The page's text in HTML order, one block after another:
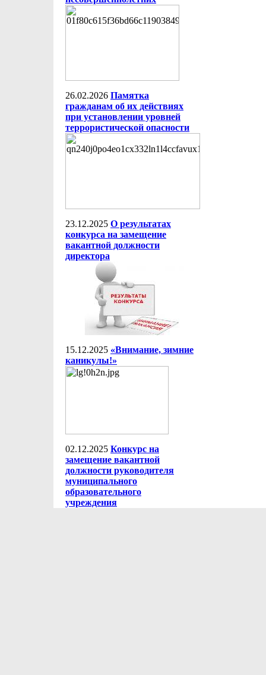
26.02.2026 Памятка
гражданам об их действиях
при установлении уровней
террористической опасности
23.12.2025 О результатах
конкурса на замещение
вакантной должности
директора
15.12.2025 «Внимание, зимние
каникулы!»
02.12.2025 Конкурс на
замещение вакантной
должности руководителя
муниципального
образовательного
учреждения